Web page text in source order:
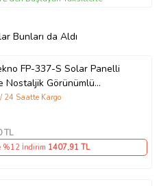
Bunları da Aldı
FP-337-S Solar Panelli
Nostaljik Görünümlü
Ve Fenerli Mp3 Çalar
24 Saatte Kargo
TL
%12 İndirim 1407,91 TL